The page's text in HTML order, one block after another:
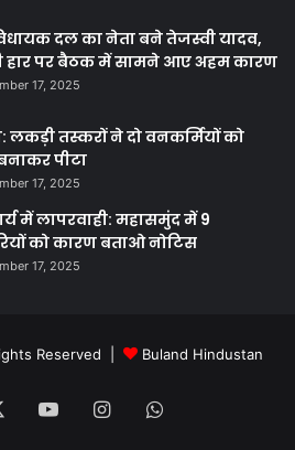
दल का नेता बने तेजस्वी यादव,
हार पर बैठक में सामने आए अहम कारण
17, 2025
लकड़ी तस्करों ने दो वनकर्मियों को
पीटा
17, 2025
में लापरवाही: महासमुंद में 9
को कारण बताओ नोटिस
17, 2025
Reserved | Buland Hindustan
YouTubeInstagramWhatsApp